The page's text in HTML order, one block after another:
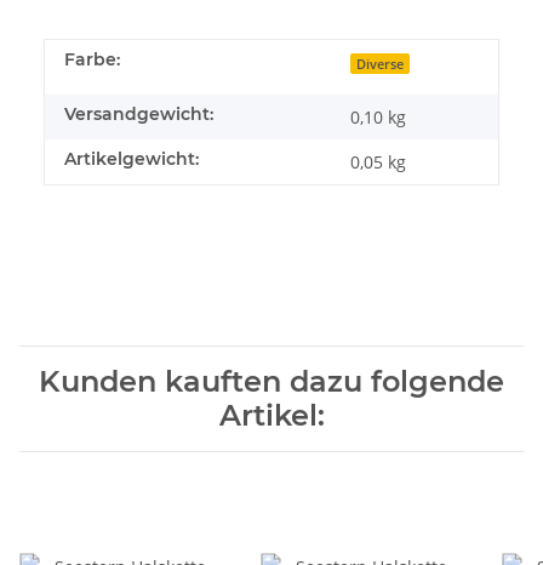
Farbe: Diverse
Versandgewicht: 0,10 kg
Artikelgewicht: 0,05 kg
Kunden kauften dazu folgende
Artikel: